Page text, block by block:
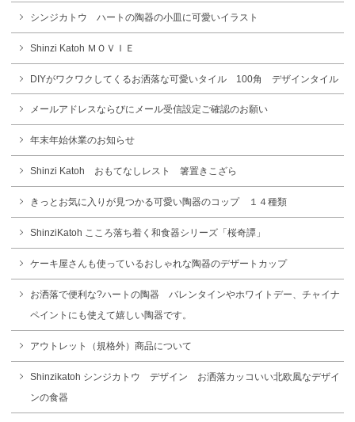
シンジカトウ ハートの陶器の小皿に可愛いイラスト
Shinzi Katoh ＭＯＶＩＥ
DIYがワクワクしてくるお洒落な可愛いタイル 100角 デザインタイル
メールアドレスならびにメール受信設定ご確認のお願い
年末年始休業のお知らせ
Shinzi Katoh おもてなしレスト 箸置きこざら
きっとお気に入りが見つかる可愛い陶器のコップ １４種類
ShinziKatoh こころ落ち着く和食器シリーズ「桜奇譚」
ケーキ屋さんも使っているおしゃれな陶器のデザートカップ
お洒落で便利な?ハートの陶器 バレンタインやホワイトデー、チャイナ
ペイントにも使えて嬉しい陶器です。
アウトレット（規格外）商品について
Shinzikatoh シンジカトウ デザイン お洒落カッコいい北欧風なデザイ
ンの食器